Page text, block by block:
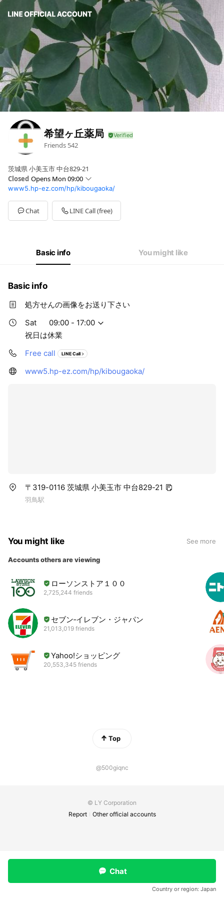
希望ヶ丘薬局
Friends 542
茨城県 小美玉市 中台829-21
Closed Opens Mon 09:00
SunClosed
Mon09:00 - 18:00
Tue09:00 - 18:00
Wed09:00 - 17:00
09:00 - 17:00
祝日は休業
www5.hp-ez.com/hp/kibougaoka/
Chat LINE Call (free)
Basic info You might like
Basic info
処方せんの画像をお送り下さい
Sat
09:00 - 17:00
祝日は休業
Free call
LINE Call
www5.hp-ez.com/hp/kibougaoka/
〒319-0116 茨城県 小美玉市 中台829-21
羽鳥駅
You might like See more
Accounts others are viewing
ローソンストア１００
2,725,244 friends
セブン‐イレブン・ジャパン
21,013,019 friends
Yahoo!ショッピング
20,553,345 friends
Top
@500giqnc
© LY Corporation
Report
Other official accounts
Chat
Country or region: Japan